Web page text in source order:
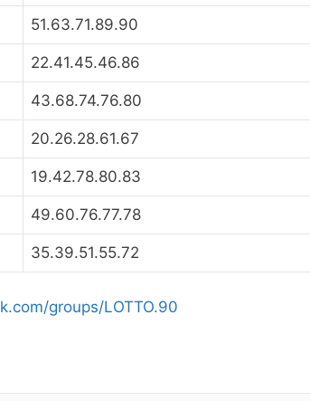
51.63.71.89.90
22.41.45.46.86
43.68.74.76.80
20.26.28.61.67
19.42.78.80.83
49.60.76.77.78
35.39.51.55.72
groups/LOTTO.90